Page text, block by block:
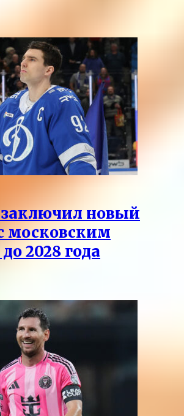
новый
московским
2028 года